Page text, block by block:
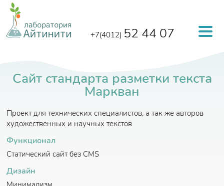
Перейти к основному содержанию
+7(4012) 52 44 07
Сайт стандарта разметки текста
Маркван
Проект для технических специалистов, а так же авторов
художественных и научных текстов
Функционал
Статический сайт без CMS
Дизайн